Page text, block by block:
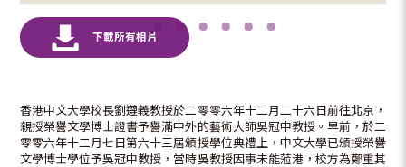
香港中文大學校長劉遵義教授於二零零六年十二月二十六日前往北京，
親授榮譽文學博士證書予譽滿中外的藝術大師吳冠中教授。早前，於二
零零六年十二月七日第六十三屆頒授學位典禮上，中文大學已頒授榮譽
文學博士學位予吳冠中教授，當時吳教授因事未能蒞港，校方為鄭重其